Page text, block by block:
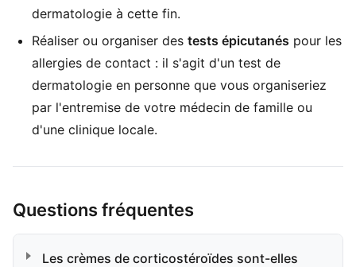
dermatologie à cette fin.
Réaliser ou organiser des tests épicutanés pour les
allergies de contact : il s'agit d'un test de
dermatologie en personne que vous organiseriez
par l'entremise de votre médecin de famille ou
d'une clinique locale.
Questions fréquentes
Les crèmes de corticostéroïdes sont-elles